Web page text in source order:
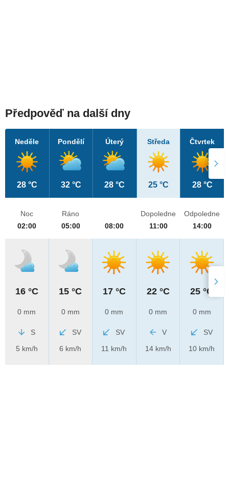
Předpověď na další dny
Neděle
28 °C
Pondělí
32 °C
Úterý
28 °C
Středa
25 °C
Čtvrtek
28 °C
Noc
02:00
16 °C
0 mm
S
5 km/h
Ráno
05:00
15 °C
0 mm
SV
6 km/h
08:00
17 °C
0 mm
SV
11 km/h
Dopoledne
11:00
22 °C
0 mm
V
14 km/h
Odpoledne
14:00
25 °C
0 mm
SV
10 km/h